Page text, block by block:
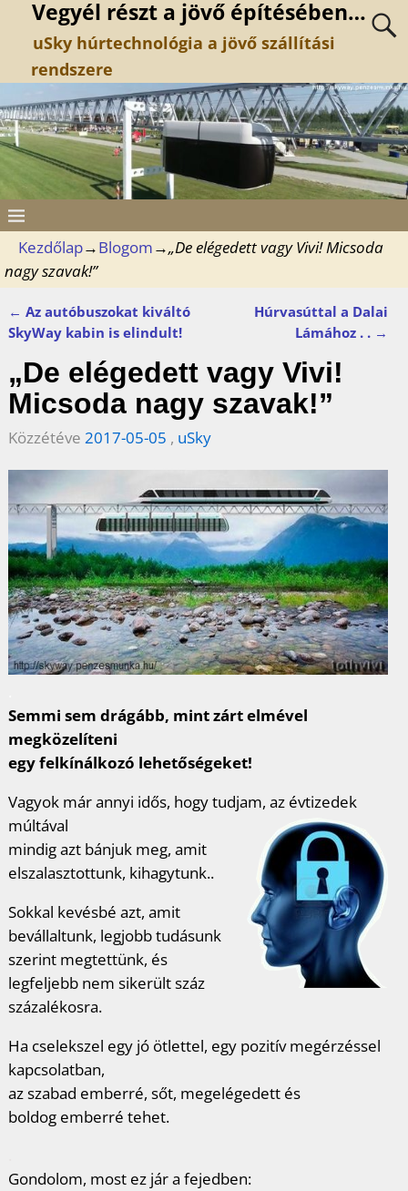
Vegyél részt a jövő építésében…
uSky húrtechnológia a jövő szállítási
rendszere
Kezdőlap→Blogom→„De elégedett vagy Vivi! Micsoda
nagy szavak!”
Bejegyzés navigáció
← Az autóbuszokat kiváltó
SkyWay kabin is elindult!
Húrvasúttal a Dalai
Lámához . . →
„De elégedett vagy Vivi!
Micsoda nagy szavak!”
Közzétéve 2017-05-05 , uSky
Semmi sem drágább, mint zárt elmével
megközelíteni
egy felkínálkozó lehetőségeket!
Vagyok már annyi idős, hogy tudjam, az évtizedek
múltával
mindig azt bánjuk meg, amit
elszalasztottunk, kihagytunk..
Sokkal kevésbé azt, amit
bevállaltunk, legjobb tudásunk
szerint megtettünk, és
legfeljebb nem sikerült száz
százalékosra.
Ha cselekszel egy jó ötlettel, egy pozitív megérzéssel
kapcsolatban,
az szabad emberré, sőt, megelégedett és
boldog emberré tehet.
Gondolom, most ez jár a fejedben: